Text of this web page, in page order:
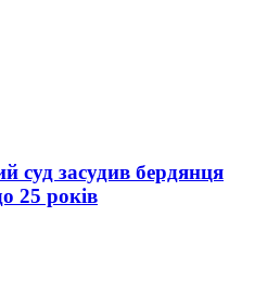
суд засудив бердянця
25 років